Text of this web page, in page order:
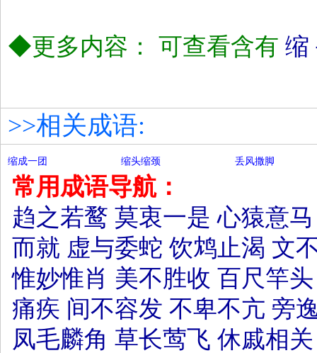
◆更多内容： 可查看含有 缩
>>相关成语:
缩成一团 缩头缩颈 丢风撒脚
常用成语导航：
趋之若鹜 莫衷一是 心猿意马
而就 虚与委蛇 饮鸩止渴 文
惟妙惟肖 美不胜收 百尺竿头
痛疾 间不容发 不卑不亢 旁
凤毛麟角 草长莺飞 休戚相关